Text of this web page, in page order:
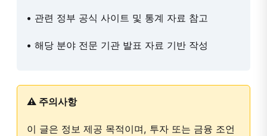
• 관련 정부 공식 사이트 및 통계 자료 참고
• 해당 분야 전문 기관 발표 자료 기반 작성
⚠️ 주의사항
이 글은 정보 제공 목적이며, 투자 또는 금융 조언